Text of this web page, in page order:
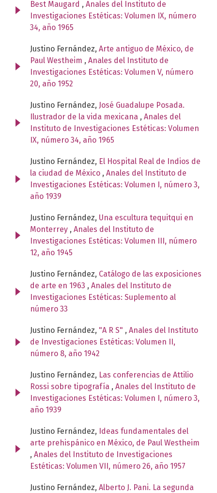
Best Maugard , Anales del Instituto de
Investigaciones Estéticas: Volumen IX, número
34, año 1965
Justino Fernández, Arte antiguo de México, de
Paul Westheim , Anales del Instituto de
Investigaciones Estéticas: Volumen V, número
20, año 1952
Justino Fernández, José Guadalupe Posada.
Ilustrador de la vida mexicana , Anales del
Instituto de Investigaciones Estéticas: Volumen
IX, número 34, año 1965
Justino Fernández, El Hospital Real de Indios de
la ciudad de México , Anales del Instituto de
Investigaciones Estéticas: Volumen I, número 3,
año 1939
Justino Fernández, Una escultura tequitqui en
Monterrey , Anales del Instituto de
Investigaciones Estéticas: Volumen III, número
12, año 1945
Justino Fernández, Catálogo de las exposiciones
de arte en 1963 , Anales del Instituto de
Investigaciones Estéticas: Suplemento al
número 33
Justino Fernández, "A R S" , Anales del Instituto
de Investigaciones Estéticas: Volumen II,
número 8, año 1942
Justino Fernández, Las conferencias de Attilio
Rossi sobre tipografía , Anales del Instituto de
Investigaciones Estéticas: Volumen I, número 3,
año 1939
Justino Fernández, Ideas fundamentales del
arte prehispánico en México, de Paul Westheim
, Anales del Instituto de Investigaciones
Estéticas: Volumen VII, número 26, año 1957
Justino Fernández, Alberto J. Pani. La segunda